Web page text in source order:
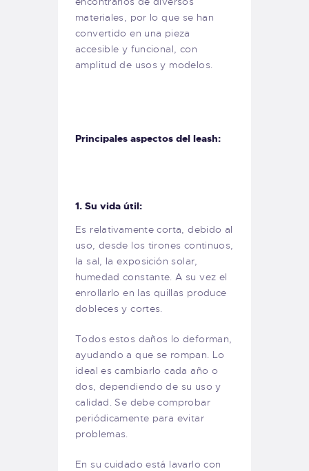
materiales, por lo que se han
convertido en una pieza
accesible y funcional, con
amplitud de usos y modelos.
Principales aspectos del leash:
1. Su vida útil:
Es relativamente corta, debido al
uso, desde los tirones continuos,
la sal, la exposición solar,
humedad constante. A su vez el
enrollarlo en las quillas produce
dobleces y cortes.
Todos estos daños lo deforman,
ayudando a que se rompan. Lo
ideal es cambiarlo cada año o
dos, dependiendo de su uso y
calidad. Se debe comprobar
periódicamente para evitar
problemas.
En su cuidado está lavarlo con